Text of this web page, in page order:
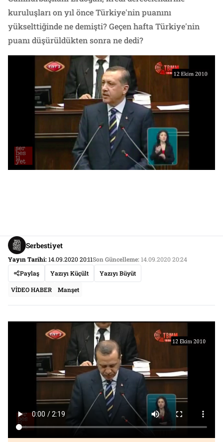
kuruluşları on yıl önce Türkiye'nin puanını
yükselttiğinde ne demişti? Geçen hafta Türkiye'nin
puanı düşürüldükten sonra ne dedi?
Serbestiyet
Yayın Tarihi:14.09.2020 20:11Son Güncelleme:14.09.2020 20:24
Paylaş
Yazıyı Küçült Yazıyı Büyüt
VİDEO HABER Manşet